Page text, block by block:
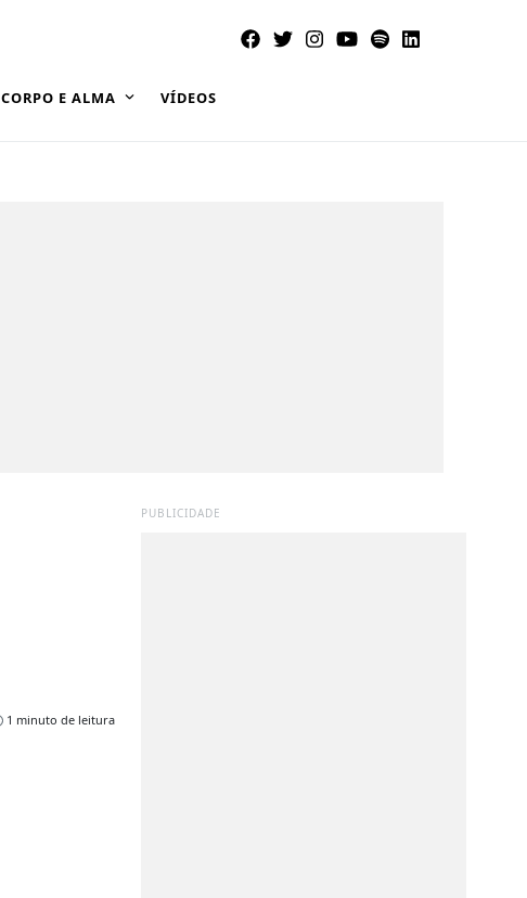
CORPO E ALMA VÍDEOS
1 minuto de leitura
PUBLICIDADE